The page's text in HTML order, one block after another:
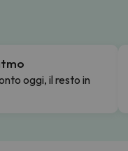
oggi, il resto in